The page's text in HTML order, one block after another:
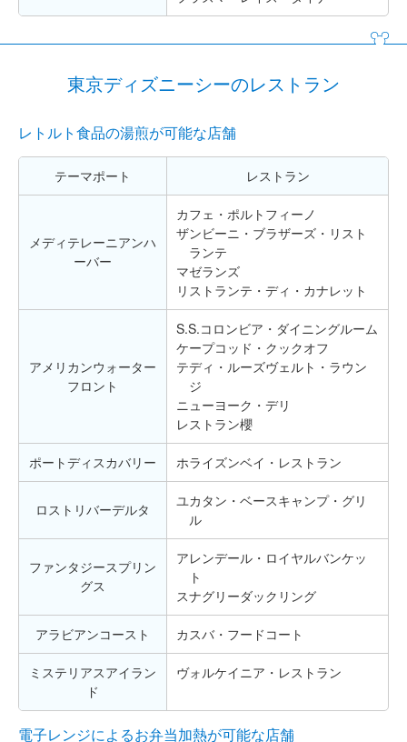
東京ディズニーシーのレストラン
レトルト食品の湯煎が可能な店舗
テーマポート レストラン
メディテレーニアンハ
ーバー
カフェ・ポルトフィーノ
ザンビーニ・ブラザーズ・リスト
ランテ
マゼランズ
リストランテ・ディ・カナレット
アメリカンウォーター
フロント
S.S.コロンビア・ダイニングルーム
ケープコッド・クックオフ
テディ・ルーズヴェルト・ラウン
ジ
ニューヨーク・デリ
レストラン櫻
ポートディスカバリー ホライズンベイ・レストラン
ロストリバーデルタ
ユカタン・ベースキャンプ・グリ
ル
ファンタジースプリン
グス
アレンデール・ロイヤルバンケッ
ト
スナグリーダックリング
アラビアンコースト カスバ・フードコート
ミステリアスアイラン
ド
ヴォルケイニア・レストラン
電子レンジによるお弁当加熱が可能な店舗